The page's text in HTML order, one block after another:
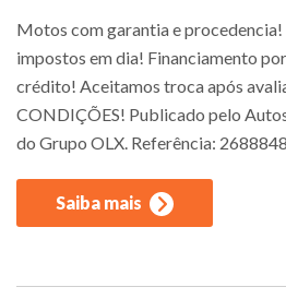
Motos com garantia e
impostos em dia! Financiamento
crédito! Aceitamos troca após
CONDIÇÕES! Publicado pelo
do Grupo OLX. Referência: 2688848
Saiba mais